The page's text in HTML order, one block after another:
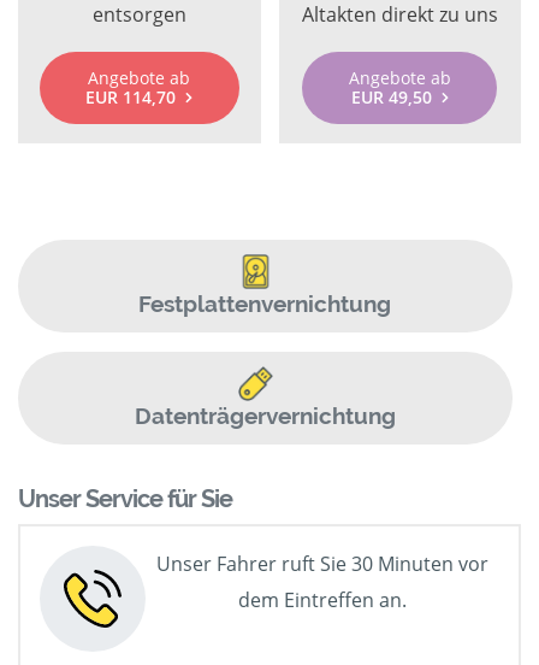
entsorgen
Angebote ab
EUR 114,70
Altakten direkt zu uns
Angebote ab
EUR 49,50
Festplattenvernichtung
Datenträgervernichtung
Unser Service für Sie
Unser Fahrer ruft Sie 30 Minuten vor
dem Eintreffen an.